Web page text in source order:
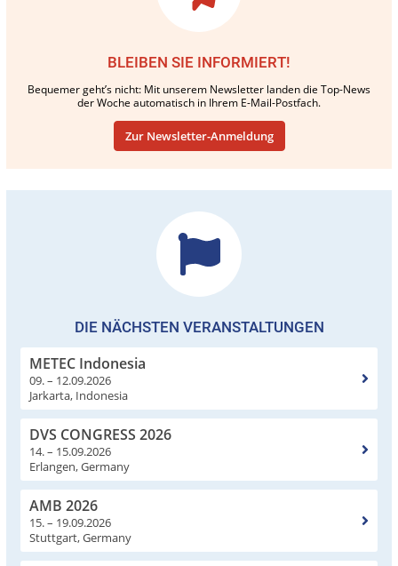
BLEIBEN SIE INFORMIERT!
Bequemer geht’s nicht: Mit unserem Newsletter landen die Top-News
der Woche automatisch in Ihrem E-Mail-Postfach.
Zur Newsletter-Anmeldung
DIE NÄCHSTEN VERANSTALTUNGEN
METEC Indonesia
09. – 12.09.2026
Jarkarta, Indonesia
DVS CONGRESS 2026
14. – 15.09.2026
Erlangen, Germany
AMB 2026
15. – 19.09.2026
Stuttgart, Germany